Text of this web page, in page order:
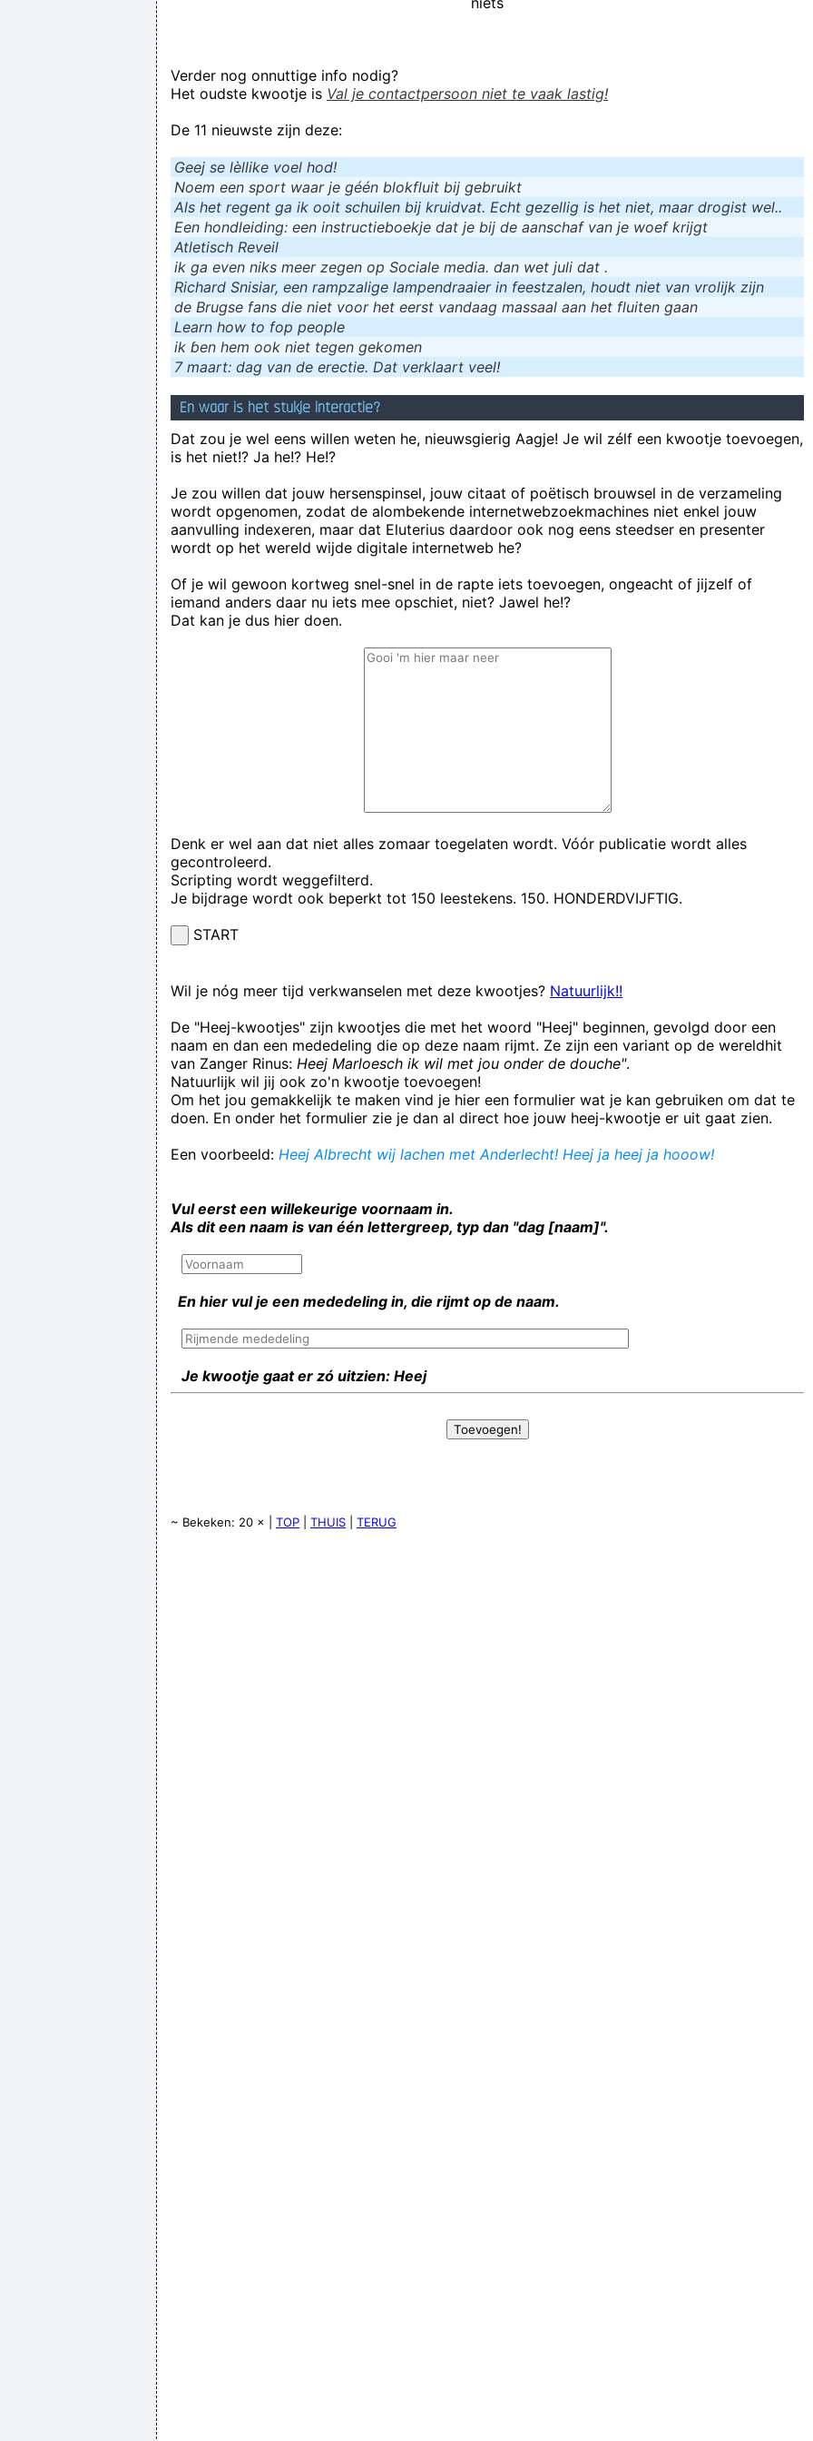
Verder nog onnuttige info nodig?
Het oudste kwootje is Val je contactpersoon niet te vaak lastig!
De 11 nieuwste zijn deze:
Geej se lèllike voel hod!
Noem een sport waar je géén blokfluit bij gebruikt
Als het regent ga ik ooit schuilen bij kruidvat. Echt gezellig is het niet, maar drogist wel..
Een hondleiding: een instructieboekje dat je bij de aanschaf van je woef krijgt
Atletisch Reveil
ik ga even niks meer zegen op Sociale media. dan wet juli dat .
Richard Snisiar, een rampzalige lampendraaier in feestzalen, houdt niet van vrolijk zijn
de Brugse fans die niet voor het eerst vandaag massaal aan het fluiten gaan
Learn how to fop people
ik ɓen hem ook niet tegen gekomen
7 maart: dag van de erectie. Dat verklaart veel!
En waar is het stukje interactie?
Dat zou je wel eens willen weten he, nieuwsgierig Aagje! Je wil zélf een kwootje toevoegen,
is het niet!? Ja he!? He!?
Je zou willen dat jouw hersenspinsel, jouw citaat of poëtisch brouwsel in de verzameling
wordt opgenomen, zodat de alombekende internetwebzoekmachines niet enkel jouw
aanvulling indexeren, maar dat Eluterius daardoor ook nog eens steedser en presenter
wordt op het wereld wijde digitale internetweb he?
Of je wil gewoon kortweg snel-snel in de rapte iets toevoegen, ongeacht of jijzelf of
iemand anders daar nu iets mee opschiet, niet? Jawel he!?
Dat kan je dus hier doen.
Denk er wel aan dat niet alles zomaar toegelaten wordt. Vóór publicatie wordt alles
gecontroleerd.
Scripting wordt weggefilterd.
Je bijdrage wordt ook beperkt tot 150 leestekens. 150. HONDERDVIJFTIG.
START
Wil je nóg meer tijd verkwanselen met deze kwootjes? Natuurlijk!!
De "Heej-kwootjes" zijn kwootjes die met het woord "Heej" beginnen, gevolgd door een
naam en dan een mededeling die op deze naam rijmt. Ze zijn een variant op de wereldhit
van Zanger Rinus: Heej Marloesch ik wil met jou onder de douche".
Natuurlijk wil jij ook zo'n kwootje toevoegen!
Om het jou gemakkelijk te maken vind je hier een formulier wat je kan gebruiken om dat te
doen. En onder het formulier zie je dan al direct hoe jouw heej-kwootje er uit gaat zien.
Een voorbeeld: Heej Albrecht wij lachen met Anderlecht! Heej ja heej ja hooow!
Vul eerst een willekeurige voornaam in.
Als dit een naam is van één lettergreep, typ dan "dag [naam]".
En hier vul je een mededeling in, die rijmt op de naam.
Je kwootje gaat er zó uitzien: Heej
~ Bekeken: 20 × | TOP THUIS TERUG